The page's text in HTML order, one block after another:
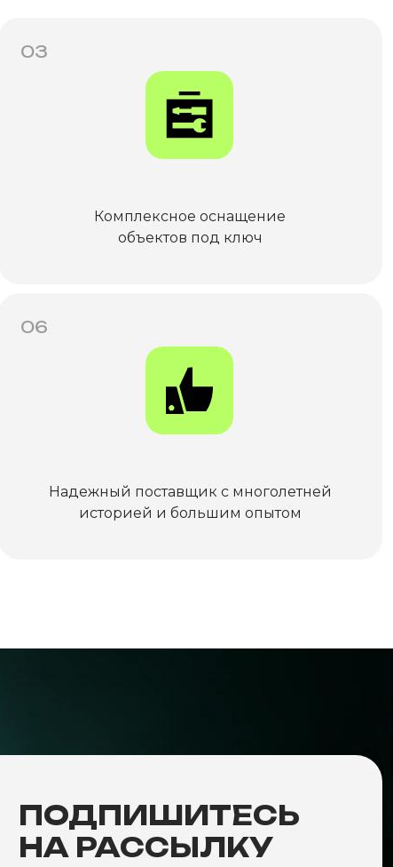
03
Комплексное оснащение
объектов под ключ
06
Надежный поставщик с многолетней
историей и большим опытом
ПОДПИШИТЕСЬ
НА РАССЫЛКУ